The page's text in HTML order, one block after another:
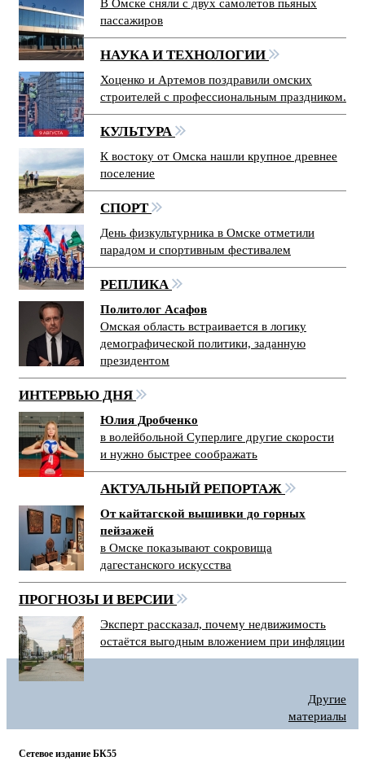
В Омске сняли с двух самолетов пьяных
пассажиров
НАУКА И ТЕХНОЛОГИИ
Хоценко и Артемов поздравили омских
строителей с профессиональным праздником.
КУЛЬТУРА
К востоку от Омска нашли крупное древнее
поселение
СПОРТ
День физкультурника в Омске отметили
парадом и спортивным фестивалем
РЕПЛИКА
Политолог Асафов
Омская область встраивается в логику
демографической политики, заданную
президентом
ИНТЕРВЬЮ ДНЯ
Юлия Дробченко
в волейбольной Суперлиге другие скорости
и нужно быстрее соображать
АКТУАЛЬНЫЙ РЕПОРТАЖ
От кайтагской вышивки до горных
пейзажей
в Омске показывают сокровища
дагестанского искусства
ПРОГНОЗЫ И ВЕРСИИ
Эксперт рассказал, почему недвижимость
остаётся выгодным вложением при инфляции
Другие
материалы
Сетевое издание БК55